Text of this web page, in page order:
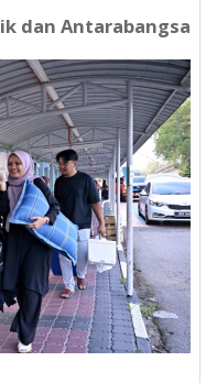
dan Antarabangsa